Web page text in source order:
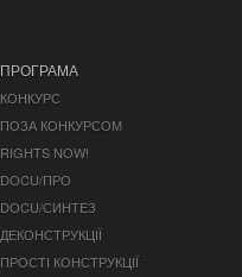
ПРОГРАМА
КОНКУРС
ПОЗА КОНКУРСОМ
RIGHTS NOW!
DOCU/ПРО
DOCU/СИНТЕЗ
ДЕКОНСТРУКЦІЇ
ПРОСТІ КОНСТРУКЦІЇ